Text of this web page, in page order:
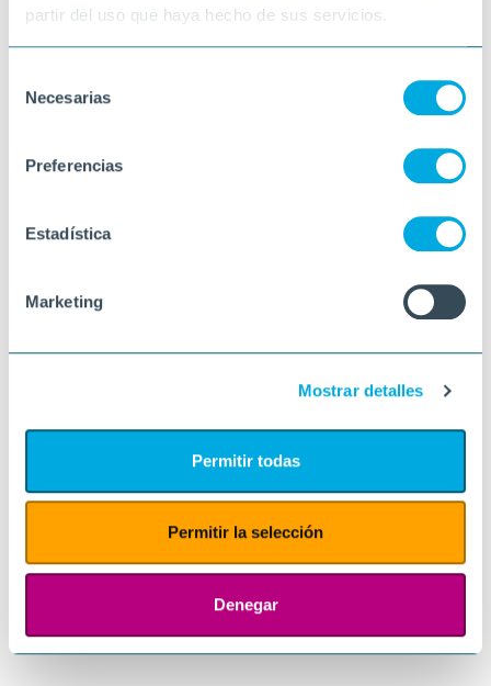
partir del uso que haya hecho de sus servicios.
Necesarias
Preferencias
Estadística
Marketing
Mostrar detalles
Permitir todas
Permitir la selección
Denegar